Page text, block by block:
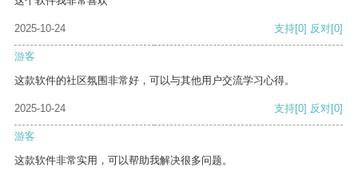
2025-10-24 支持[0] 反对[0]
游客
这款软件的社区氛围非常好，可以与其他用户交流学习心得。
2025-10-24 支持[0] 反对[0]
游客
这款软件非常实用，可以帮助我解决很多问题。